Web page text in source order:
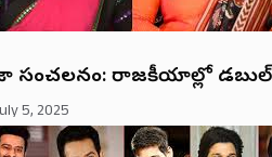
సంచలనం: రాజకీయాల్లో డబుల్
5, 2025